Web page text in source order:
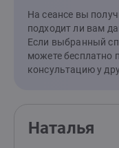
На сеансе вы
подходит ли вам
Если выбранный
можете бесплатно
консультацию у
Наталья